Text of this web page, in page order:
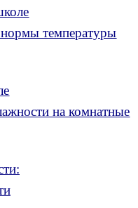
нормы температуры
на комнатные